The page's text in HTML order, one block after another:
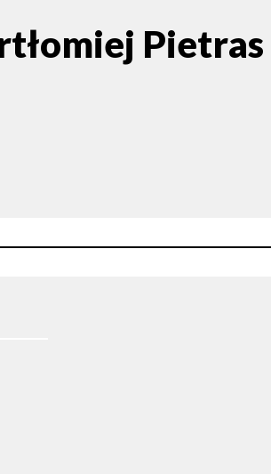
Pietras